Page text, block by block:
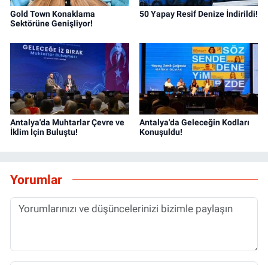
Gold Town Konaklama
Sektörüne Genişliyor!
50 Yapay Resif Denize İndirildi!
Antalya'da Muhtarlar Çevre ve
İklim İçin Buluştu!
Antalya'da Geleceğin Kodları
Konuşuldu!
Yorumlar